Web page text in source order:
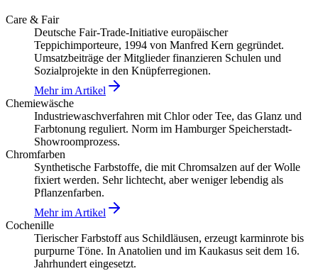
Care & Fair
Deutsche Fair-Trade-Initiative europäischer
Teppichimporteure, 1994 von Manfred Kern gegründet.
Umsatzbeiträge der Mitglieder finanzieren Schulen und
Sozialprojekte in den Knüpferregionen.
Mehr im Artikel
Chemiewäsche
Industriewaschverfahren mit Chlor oder Tee, das Glanz und
Farbtonung reguliert. Norm im Hamburger Speicherstadt-
Showroomprozess.
Chromfarben
Synthetische Farbstoffe, die mit Chromsalzen auf der Wolle
fixiert werden. Sehr lichtecht, aber weniger lebendig als
Pflanzenfarben.
Mehr im Artikel
Cochenille
Tierischer Farbstoff aus Schildläusen, erzeugt karminrote bis
purpurne Töne. In Anatolien und im Kaukasus seit dem 16.
Jahrhundert eingesetzt.